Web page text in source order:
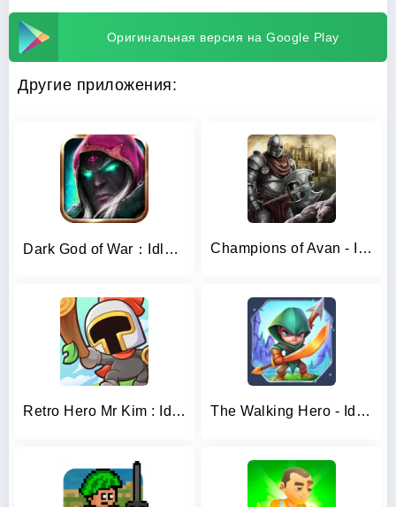
Оригинальная версия на Google Play
Другие приложения:
Dark God of War：Idle AFK RPG Champions of Avan - Idle RPG
Retro Hero Mr Kim : Idle RPG The Walking Hero - Idle RPG